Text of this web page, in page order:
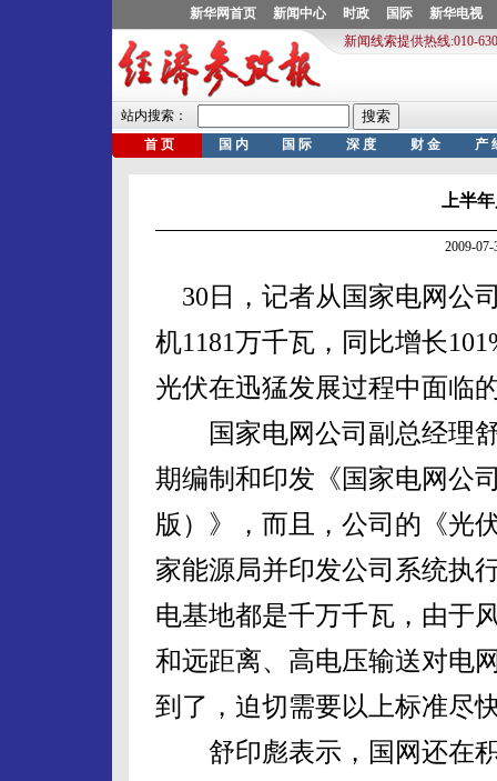
上半
2009-
30日，记者从国家电网公
机1181万千瓦，同比增长
光伏在迅猛发展过程中面临
国家电网公司副总经理舒
期编制和印发《国家电网公
版）》，而且，公司的《光
家能源局并印发公司系统执
电基地都是千万千瓦，由于
和远距离、高电压输送对电
到了，迫切需要以上标准尽
舒印彪表示，国网还在积